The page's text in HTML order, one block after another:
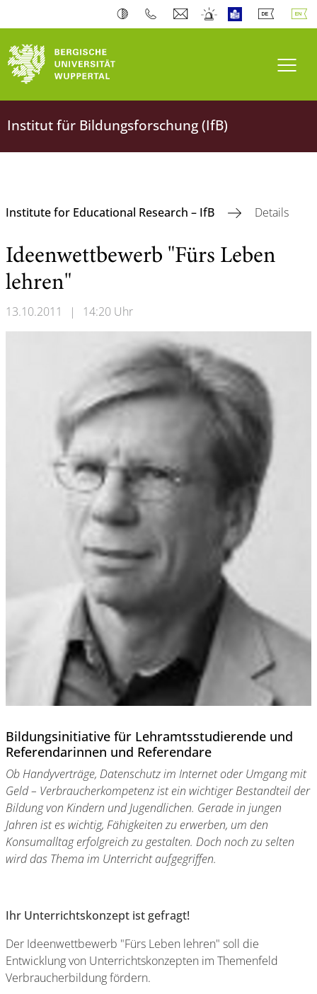
Institut für Bildungsforschung (IfB)
Institute for Educational Research – IfB Details
Ideenwettbewerb "Fürs Leben
lehren"
13.10.2011 | 14:20 Uhr
Bildungsinitiative für Lehramtsstudierende und
Referendarinnen und Referendare
Ob Handyverträge, Datenschutz im Internet oder Umgang mit
Geld – Verbraucherkompetenz ist ein wichtiger Bestandteil der
Bildung von Kindern und Jugendlichen. Gerade in jungen
Jahren ist es wichtig, Fähigkeiten zu erwerben, um den
Konsumalltag erfolgreich zu gestalten. Doch noch zu selten
wird das Thema im Unterricht aufgegriffen.
Ihr Unterrichtskonzept ist gefragt!
Der Ideenwettbewerb "Fürs Leben lehren" soll die
Entwicklung von Unterrichtskonzepten im Themenfeld
Verbraucherbildung fördern.